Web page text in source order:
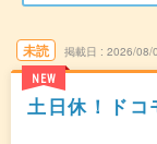
未読
NEW
掲載日 2026/08/
土日休！ドコ